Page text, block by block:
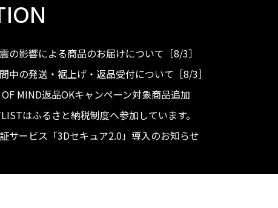
の影響による商品のお届けについて［8/3］
中の発送・裾上げ・返品受付について［8/3］
OF MIND返品OKキャンペーン対象商品追加
はふるさと納税制度へ参加しています。
サービス「3Dセキュア2.0」導入のお知らせ